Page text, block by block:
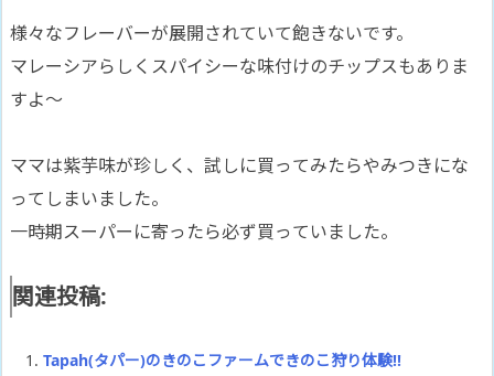
様々なフレーバーが展開されていて飽きないです。
マレーシアらしくスパイシーな味付けのチップスもありま
すよ〜
ママは紫芋味が珍しく、試しに買ってみたらやみつきにな
ってしまいました。
一時期スーパーに寄ったら必ず買っていました。
関連投稿:
Tapah(タパー)のきのこファームできのこ狩り体験!!